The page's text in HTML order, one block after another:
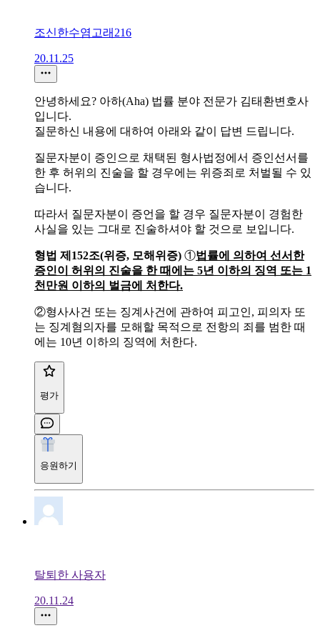
조신한수염고래216
20.11.25
안녕하세요? 아하(Aha) 법률 분야 전문가 김태환변호사
입니다.
질문하신 내용에 대하여 아래와 같이 답변 드립니다.
질문자분이 증인으로 채택된 형사법정에서 증인선서를
한 후 허위의 진술을 할 경우에는 위증죄로 처벌될 수 있
습니다.
따라서 질문자분이 증언을 할 경우 질문자분이 경험한
사실을 있는 그대로 진술하셔야 할 것으로 보입니다.
형법 제152조(위증, 모해위증) ①법률에 의하여 선서한
증인이 허위의 진술을 한 때에는 5년 이하의 징역 또는 1
천만원 이하의 벌금에 처한다.
②형사사건 또는 징계사건에 관하여 피고인, 피의자 또
는 징계혐의자를 모해할 목적으로 전항의 죄를 범한 때
에는 10년 이하의 징역에 처한다.
평가
응원하기
탈퇴한 사용자
20.11.24